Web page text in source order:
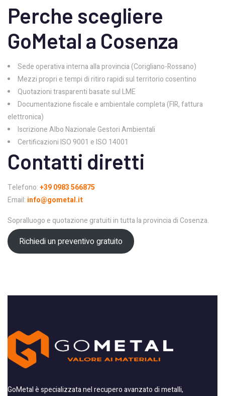
Perche scegliere
GoMetal a Cosenza
Sede operativa interna alla provincia (Corigliano-Rossano)
Mezzi propri e tempi di ritiro rapidi sul territorio cosentino
Quotazioni trasparenti basate sul LME
Documentazione fiscale e ambientale completa (FIR, fattura
elettronica)
Iscrizione Albo Nazionale Gestori Ambientali
Certificazioni ISO 9001 e ISO 14001
Contatti diretti
Telefono:+39 0983 566875
Email: info@gometal.it
Sopralluogo e quotazione gratuiti in tutta la provincia di Cosenza.
Richiedi un preventivo gratuito
GoMetal è specializzata nel recupero avanzato di metalli,